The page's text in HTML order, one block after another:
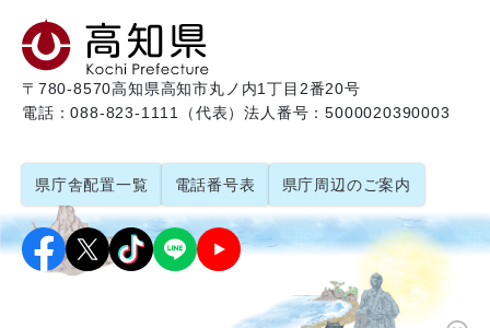
〒780-8570高知県高知市丸ノ内1丁目2番20号
電話：088-823-1111（代表）法人番号：5000020390003
県庁舎配置一覧 電話番号表 県庁周辺のご案内